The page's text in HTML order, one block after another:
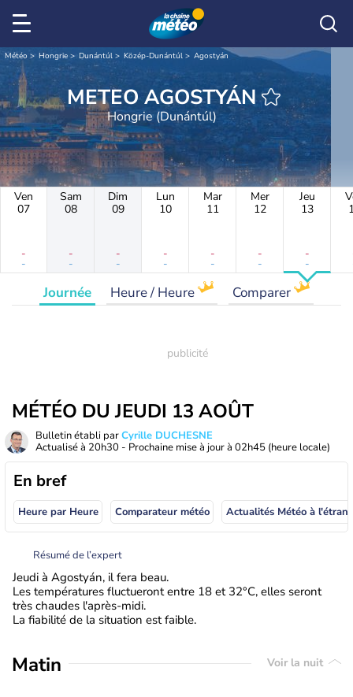
Météo Hongrie Dunántúl Közép-Dunántúl Agostyán
METEO AGOSTYÁN
Hongrie (Dunántúl)
Ven
07
-
-
Sam
08
-
-
Dim
09
-
-
Lun
10
-
-
Mar
11
-
-
Mer
12
-
-
Jeu
13
-
-
Journée Heure / Heure Comparer
MÉTÉO DU JEUDI 13 AOÛT
Bulletin établi parCyrille DUCHESNE
Actualisé à 20h30 - Prochaine mise à jour à 02h45 (heure locale)
En bref
Heure par Heure Comparateur météo
Résumé de l’expert
Jeudi à Agostyán, il fera beau.
Les températures fluctueront entre 18 et 32°C, elles seront
très chaudes l'après-midi.
La fiabilité de la situation est faible.
Matin Voir la nuit